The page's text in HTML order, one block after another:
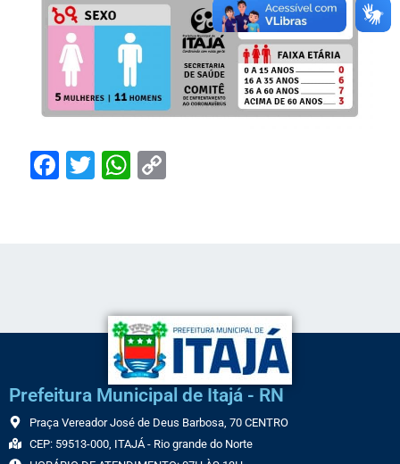
Facebook
TwitterWhatsApp
Prefeitura Municipal de Itajá - RN
Praça Vereador José de Deus Barbosa, 70 CENTRO
CEP: 59513-000, ITAJÁ - Rio grande do Norte